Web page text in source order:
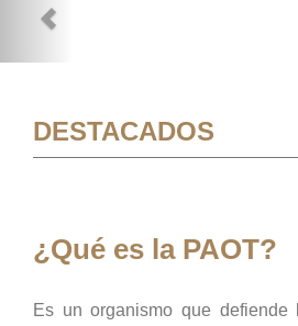
DESTACADOS
¿Qué es la PAOT?
Es un organismo que